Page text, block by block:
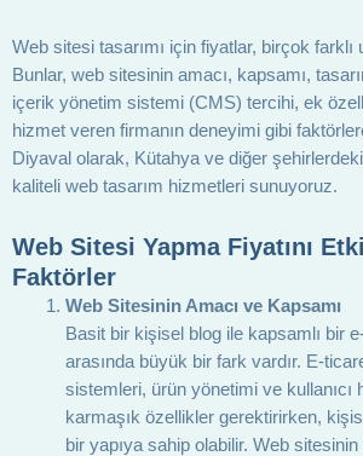
Web sitesi tasarımı için fiyatlar, birçok farklı
Bunlar, web sitesinin amacı, kapsamı,
içerik yönetim sistemi (CMS) tercihi, ek
hizmet veren firmanın deneyimi gibi
Diyaval olarak, Kütahya ve diğer
kaliteli web tasarım hizmetleri sunuyoruz.
Web Sitesi Yapma Fiyatını
Faktörler
Web Sitesinin Amacı ve Kapsamı
Basit bir kişisel blog ile kapsamlı bir
arasında büyük bir fark vardır. E-
sistemleri, ürün yönetimi ve kullanıcı
karmaşık özellikler gerektirirken,
bir yapıya sahip olabilir. Web sitesinin